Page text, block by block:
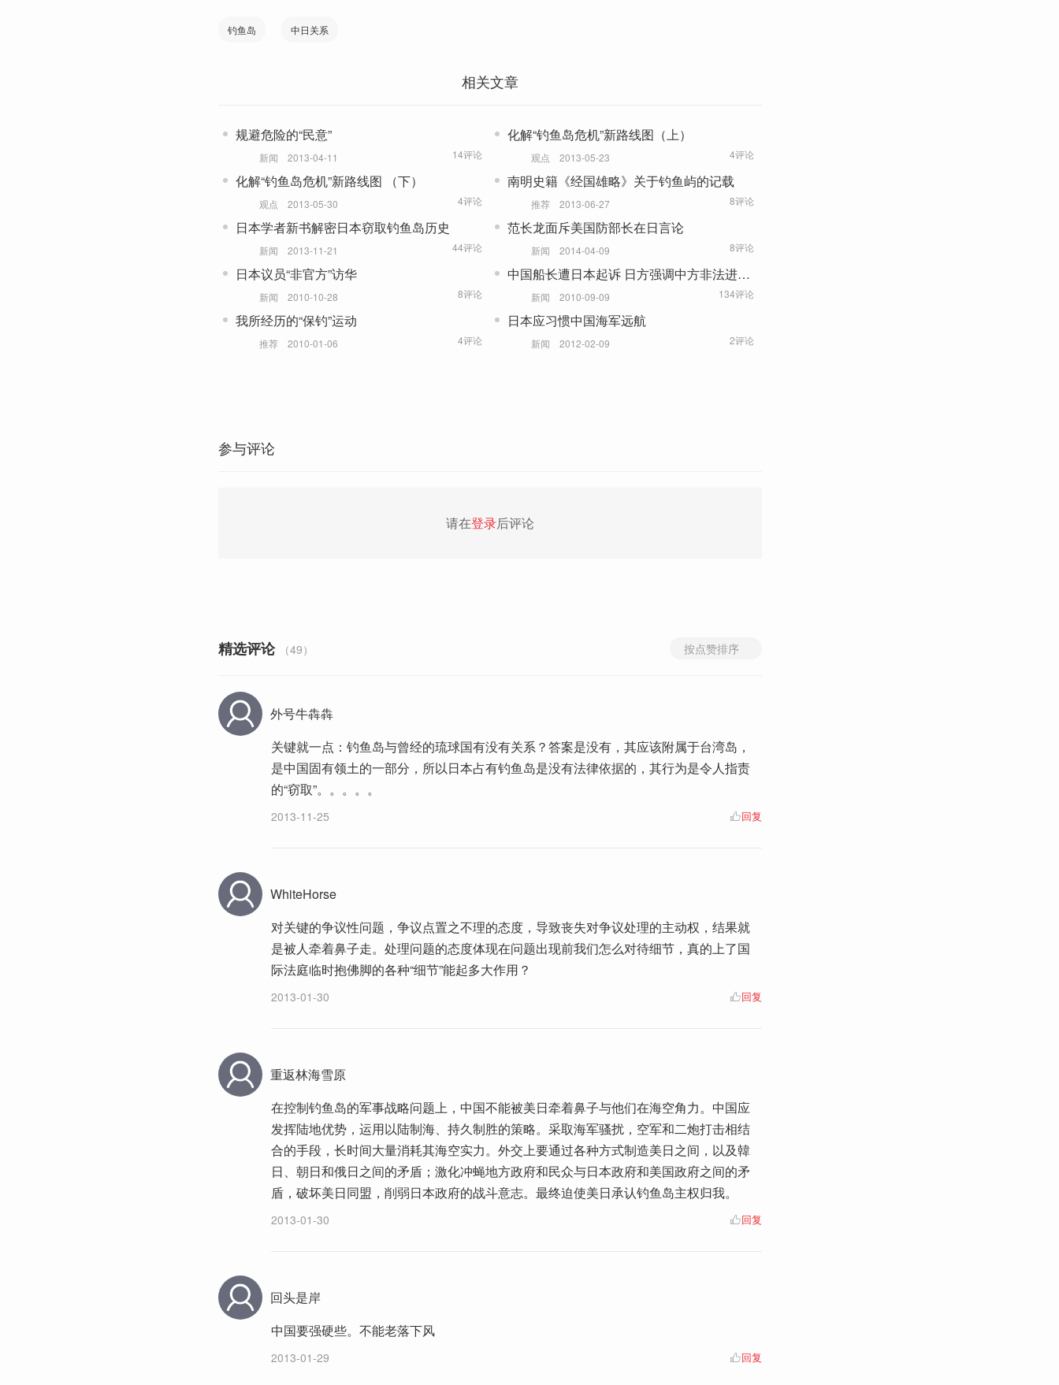
钓鱼岛 中日关系
相关文章
规避危险的“民意”
新闻 2013-04-11 14评论
化解“钓鱼岛危机”新路线图（上）
观点 2013-05-23 4评论
化解“钓鱼岛危机”新路线图 （下）
观点 2013-05-30 4评论
南明史籍《经国雄略》关于钓鱼屿的记载
推荐 2013-06-27 8评论
日本学者新书解密日本窃取钓鱼岛历史
新闻 2013-11-21 44评论
范长龙面斥美国防部长在日言论
新闻 2014-04-09 8评论
日本议员“非官方”访华
新闻 2010-10-28 8评论
中国船长遭日本起诉 日方强调中方非法进入
“日本领海”
新闻 2010-09-09 134评论
我所经历的“保钓”运动
推荐 2010-01-06 4评论
日本应习惯中国海军远航
新闻 2012-02-09 2评论
参与评论
请在登录后评论
精选评论 （49） 按点赞排序
外号牛犇犇
关键就一点：钓鱼岛与曾经的琉球国有没有关系？答案是没有，其应该附属于台湾岛，
是中国固有领土的一部分，所以日本占有钓鱼岛是没有法律依据的，其行为是令人指责
的“窃取”。。。。。
2013-11-25 回复
WhiteHorse
对关键的争议性问题，争议点置之不理的态度，导致丧失对争议处理的主动权，结果就
是被人牵着鼻子走。处理问题的态度体现在问题出现前我们怎么对待细节，真的上了国
际法庭临时抱佛脚的各种“细节”能起多大作用？
2013-01-30 回复
重返林海雪原
在控制钓鱼岛的军事战略问题上，中国不能被美日牵着鼻子与他们在海空角力。中国应
发挥陆地优势，运用以陆制海、持久制胜的策略。采取海军骚扰，空军和二炮打击相结
合的手段，长时间大量消耗其海空实力。外交上要通过各种方式制造美日之间，以及韓
日、朝日和俄日之间的矛盾；激化冲蝇地方政府和民众与日本政府和美国政府之间的矛
盾，破坏美日同盟，削弱日本政府的战斗意志。最终迫使美日承认钓鱼岛主权归我。
2013-01-30 回复
回头是岸
中国要强硬些。不能老落下风
2013-01-29 回复